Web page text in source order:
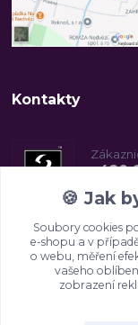
Kontakty
+420
🍪 Jak
Soubory cookies
e-shopu a v
o webu, měření
vašeho
zobrazení